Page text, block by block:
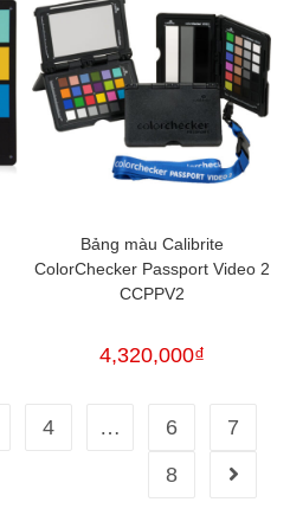
Bảng màu Calibrite
ColorChecker Passport Video 2
CCPPV2
4,320,000₫
4 … 6
7
8